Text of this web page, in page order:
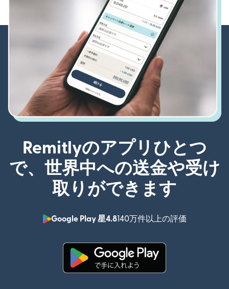
Remitlyのアプリひとつ
で、世界中への送金や受け
取りができます
Google Play 星4.8140万件以上の評価
（別ウィン